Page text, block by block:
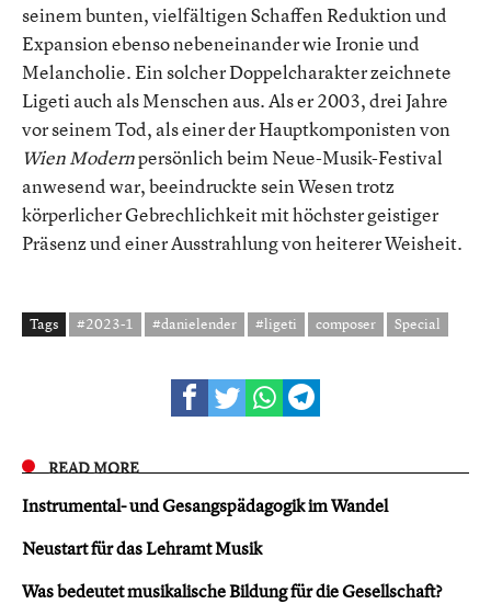
seinem bunten, vielfältigen Schaffen Reduktion und
Expansion ebenso nebeneinander wie Ironie und
Melancholie. Ein solcher Doppelcharakter zeichnete
Ligeti auch als Menschen aus. Als er 2003, drei Jahre
vor seinem Tod, als einer der Hauptkomponisten von
Wien Modernpersönlich beim Neue-Musik-Festival
anwesend war, beeindruckte sein Wesen trotz
körperlicher Gebrechlichkeit mit höchster geistiger
Präsenz und einer Ausstrahlung von heiterer Weisheit.
Tags #2023-1 #danielender #ligeti composer Special
READ MORE
Instrumental- und Gesangspädagogik im Wandel
Neustart für das Lehramt Musik
Was bedeutet musikalische Bildung für die Gesellschaft?